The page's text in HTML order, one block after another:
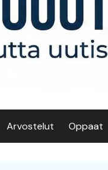
Arvostelut Oppaat